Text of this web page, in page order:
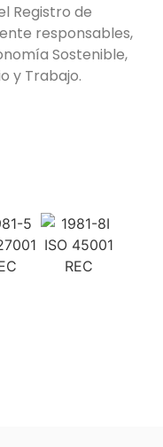
Registro de
responsables,
Sostenible,
y Trabajo.